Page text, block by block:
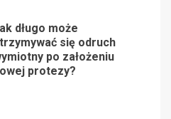
długo może
się odruch
po założeniu
protezy?